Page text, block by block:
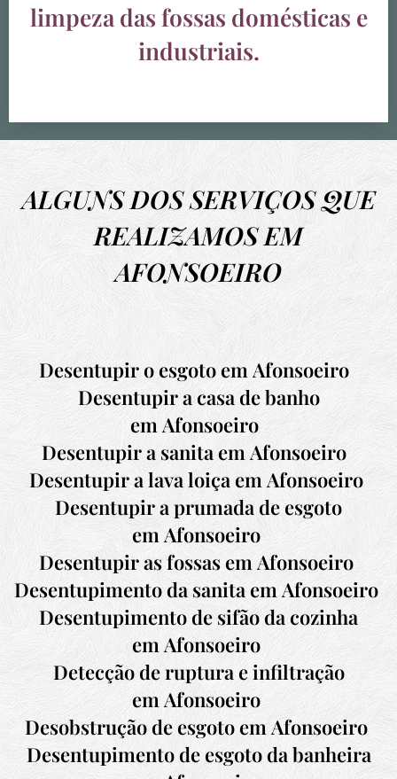
limpeza das fossas domésticas e
industriais.
ALGUNS DOS SERVIÇOS QUE
REALIZAMOS EM
AFONSOEIRO
Desentupir o esgoto emAfonsoeiro
Desentupir a casa de banho
emAfonsoeiro
Desentupir a sanita emAfonsoeiro
Desentupir a lava loiça emAfonsoeiro
Desentupir a prumada de esgoto
emAfonsoeiro
Desentupir as fossas emAfonsoeiro
Desentupimento da sanita emAfonsoeiro
Desentupimento de sifão da cozinha
emAfonsoeiro
Detecção de ruptura e infiltração
emAfonsoeiro
Desobstrução de esgoto emAfonsoeiro
Desentupimento de esgoto da banheira